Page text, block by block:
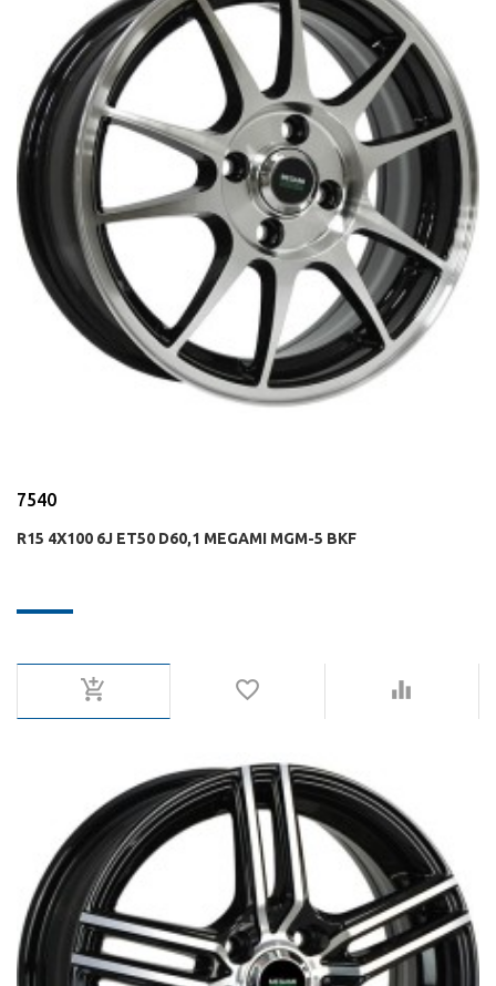
7540
R15 4X100 6J ET50 D60,1 MEGAMI MGM-5 BKF